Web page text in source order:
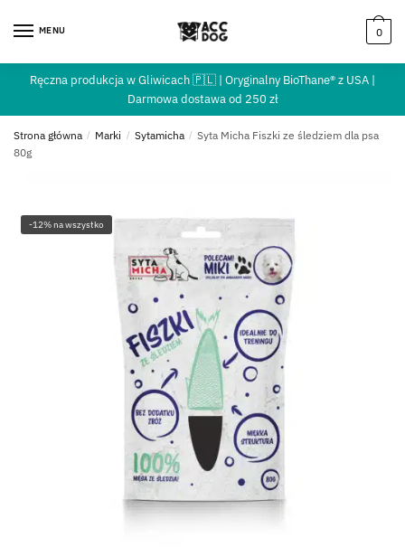
MENU 0
Ręczna produkcja w Gliwicach 🇵🇱 | Oryginalny BioThane® z USA |
Darmowa dostawa od 250 zł
Strona główna / Marki / Sytamicha / Syta Micha Fiszki ze śledziem dla psa
80g
-12% na wszystko